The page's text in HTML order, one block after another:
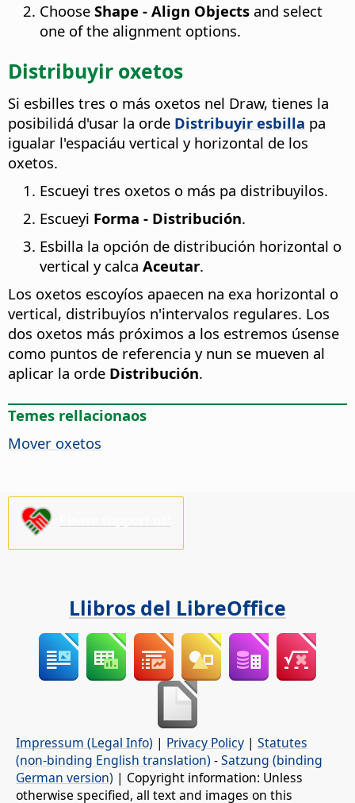
Choose Shape - Align Objects and select
one of the alignment options.
Distribuyir oxetos
Si esbilles tres o más oxetos nel Draw, tienes la
posibilidá d'usar la orde Distribuyir esbilla pa
igualar l'espaciáu vertical y horizontal de los
oxetos.
Escueyi tres oxetos o más pa distribuyilos.
Escueyi Forma - Distribución.
Esbilla la opción de distribución horizontal o
vertical y calca Aceutar.
Los oxetos escoyíos apaecen na exa horizontal o
vertical, distribuyíos n'intervalos regulares. Los
dos oxetos más próximos a los estremos úsense
como puntos de referencia y nun se mueven al
aplicar la orde Distribución.
Temes rellacionaos
Mover oxetos
Llibros del LibreOffice
Impressum (Legal Info) | Privacy Policy | Statutes
(non-binding English translation) -Satzung (binding
German version) | Copyright information: Unless
otherwise specified, all text and images on this